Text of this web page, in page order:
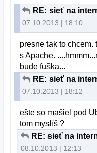
RE: sieť na
07.10.2013 | 18:10
presne tak to
s Apache.
bude fuška...
RE: sieť na
07.10.2013 | 18:12
ešte so mašiel pod
tom myslíš ?
RE: sieť na
08.10.2013 | 12:13